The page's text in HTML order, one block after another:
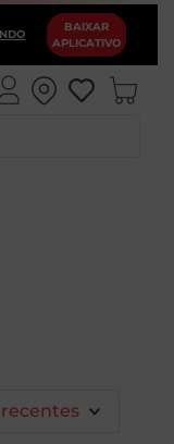
BAIXAR
APLICATIVO
recentes